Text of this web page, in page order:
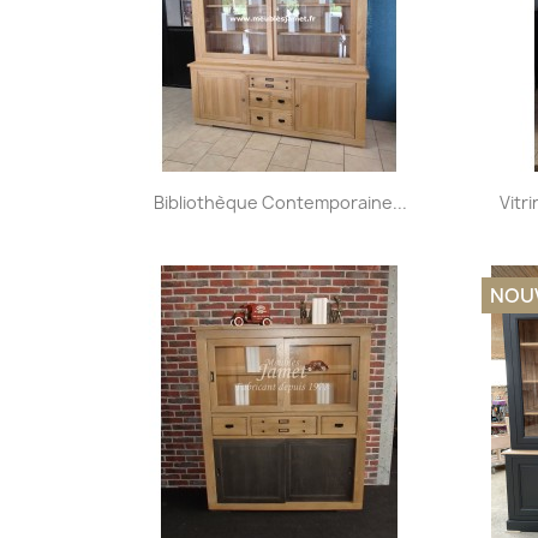
Aperçu rapide
Bibliothèque Contemporaine...